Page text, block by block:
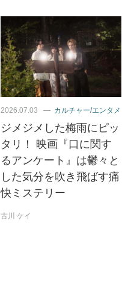
2026.07.03 カルチャー/エンタメ
ジメジメした梅雨にピッ
タリ！ 映画『口に関す
るアンケート』は鬱々と
した気分を吹き飛ばす痛
快ミステリー
古川 ケイ